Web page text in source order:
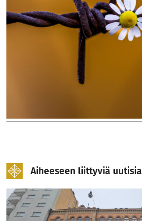
Aiheeseen liittyviä uutisia